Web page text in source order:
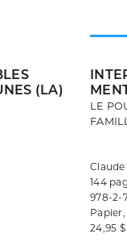
(LA)
LE
144
978-2-
24,95 $